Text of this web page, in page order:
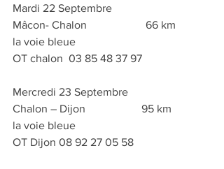
Mardi 22 Septembre
Mâcon- Chalon                     66 km
la voie bleue
OT chalon  03 85 48 37 97
Mercredi 23 Septembre
Chalon – Dijon                    95 km
la voie bleue
OT Dijon 08 92 27 05 58